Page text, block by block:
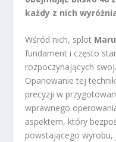
każdy z nich
Wśród nich, splot
fundament i często
rozpoczynających
Opanowanie tej
precyzji w
wprawnego
aspektem, który
powstającego wyrobu,